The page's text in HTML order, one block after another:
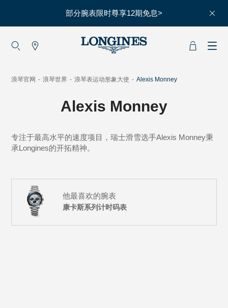
部分腕表限时尊享12期免息>
赵丽颖
查看所有大使
马术运动
英联邦运动会
浪琴
人力资源
浪琴官网 - 浪琴世界 - 浪琴表运动形象大使 - Alexis Monney
Alexis Monney
专注于最高水平的速度项目，瑞士滑雪选手Alexis Monney秉
承Longines的开拓精神。
他最喜欢的腕表
康卡斯系列计时码表